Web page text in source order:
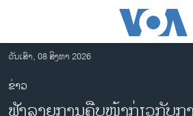
ເຂົ້າ
ຫາ
ຂ້າມ
ຂ້າມ
ວັນເສົາ, 08 ສິງຫາ 2026
ຂ່າວ